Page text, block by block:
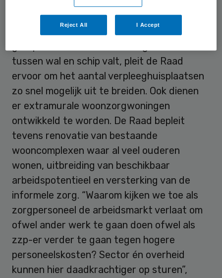
Informele zorg
Om te voorkomen dat een groter wordende
tussen wal en schip valt, pleit de Raad
ervoor om het aantal verpleeghuisplaatsen
zo snel mogelijk uit te breiden. Ook dienen
er extramurale woonzorgwoningen
ontwikkeld te worden. De Raad bepleit
tevens renovatie van bestaande
wooncomplexen waar al veel ouderen
wonen, uitbreiding van beschikbaar
arbeidspotentieel en versterking van de
informele zorg. “Waarom kijken we toe als
zorgpersoneel de arbeidsmarkt verlaat om
ofwel ander werk te gaan doen ofwel als
zzp-er verder te gaan tegen hogere
personeelskosten? Sector én overheid
kunnen hier daadkrachtiger op sturen”,
Reject All I Accept